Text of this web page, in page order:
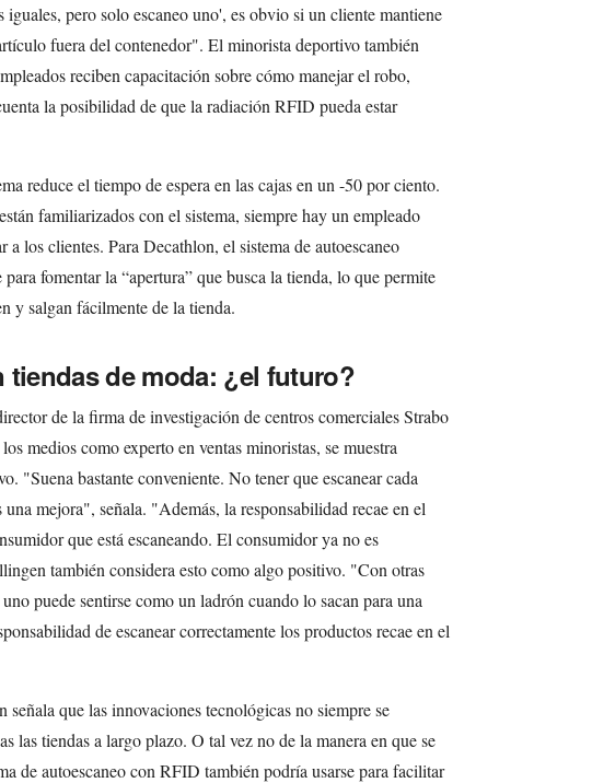
iguales, pero solo escaneo uno', es obvio si un cliente mantiene
fuera del contenedor". El minorista deportivo también
reciben capacitación sobre cómo manejar el robo,
la posibilidad de que la radiación RFID pueda estar
reduce el tiempo de espera en las cajas en un -50 por ciento.
familiarizados con el sistema, siempre hay un empleado
a los clientes. Para Decathlon, el sistema de autoescaneo
fomentar la “apertura” que busca la tienda, lo que permite
y salgan fácilmente de la tienda.
tiendas de moda: ¿el futuro?
de la firma de investigación de centros comerciales Strabo
medios como experto en ventas minoristas, se muestra
"Suena bastante conveniente. No tener que escanear cada
mejora", señala. "Además, la responsabilidad recae en el
que está escaneando. El consumidor ya no es
también considera esto como algo positivo. "Con otras
puede sentirse como un ladrón cuando lo sacan para una
de escanear correctamente los productos recae en el
señala que las innovaciones tecnológicas no siempre se
las tiendas a largo plazo. O tal vez no de la manera en que se
de autoescaneo con RFID también podría usarse para facilitar